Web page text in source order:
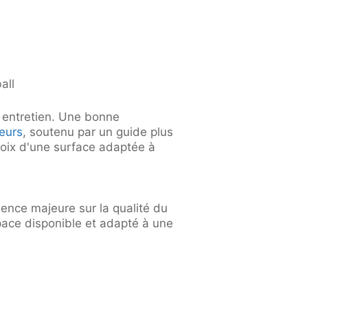
Une bonne
, soutenu par un guide plus
d'une surface adaptée à
majeure sur la qualité du
disponible et adapté à une